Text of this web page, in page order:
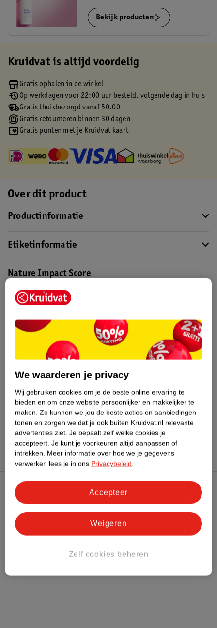
Bekijk producten
Kruidvat is altijd voordelig
Gratis ophalen in de winkel
Op werkdagen voor 22:00 uur besteld, volgende dag in huis
Gratis thuisbezorgd vanaf 50.00
Gratis retourneren binnen 30 dagen
Gratis punten met je Kruidvat kaart
Over dit product
Productinformatie
Etiketinformatie
Nature Impact Score
Bestel & Bezorginformatie
MeerDove Alle Deospray
Hoe controleren wij de reviews?
Kruidvat Club
Klantenservice
We waarderen je privacy
Wij gebruiken cookies om je de beste online ervaring te
bieden en om onze website persoonlijker en makkelijker te
maken. Zo kunnen we jou de beste acties en aanbiedingen
tonen en zorgen we dat je ook buiten Kruidvat.nl relevante
advertenties ziet. Je bepaalt zelf welke cookies je
accepteert. Je kunt je voorkeuren altijd aanpassen of
intrekken. Meer informatie over hoe we je gegevens
verwerken lees je in ons Privacybeleid.
Zelf cookies beheren
Weigeren
Accepteer